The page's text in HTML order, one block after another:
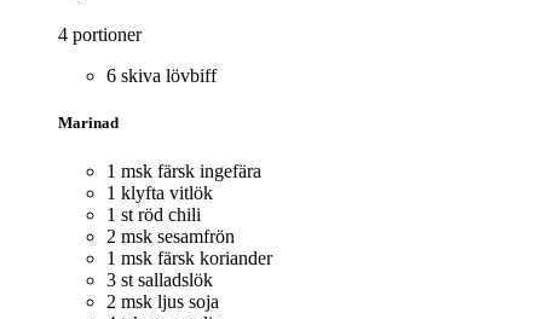
4 portioner
6 skiva lövbiff
Marinad
1 msk färsk ingefära
1 klyfta vitlök
1 st röd chili
2 msk sesamfrön
1 msk färsk koriander
3 st salladslök
2 msk ljus soja